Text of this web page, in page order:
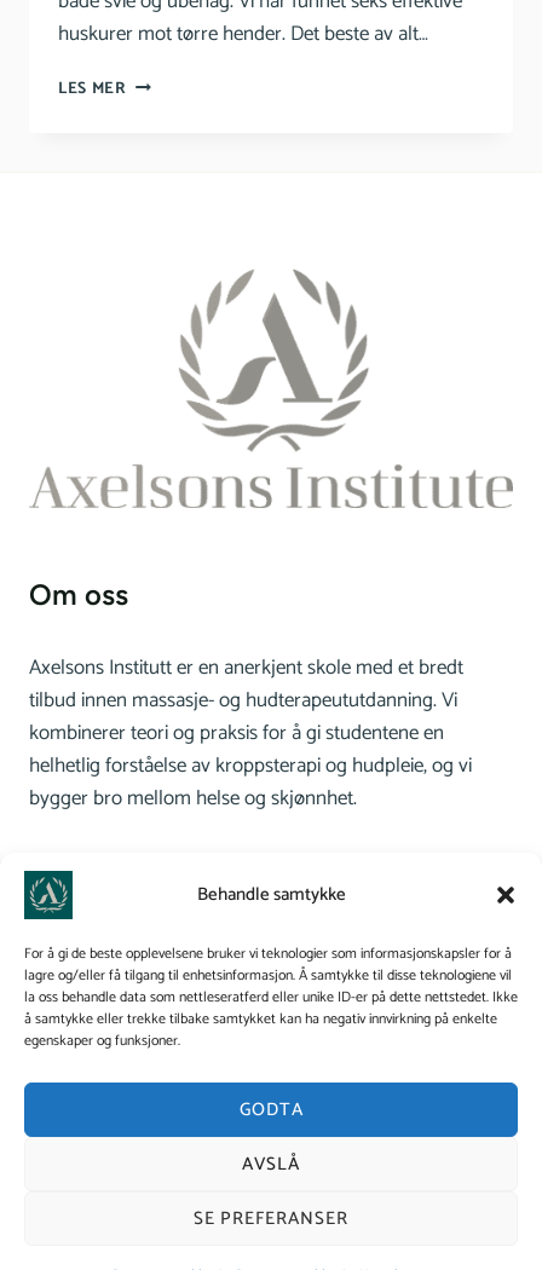
Behandle samtykke
For å gi de beste opplevelsene bruker vi teknologier som informasjonskapsler for å
lagre og/eller få tilgang til enhetsinformasjon. Å samtykke til disse teknologiene vil
la oss behandle data som nettleseratferd eller unike ID-er på dette nettstedet. Ikke
å samtykke eller trekke tilbake samtykket kan ha negativ innvirkning på enkelte
egenskaper og funksjoner.
GODTA
AVSLÅ
SE PREFERANSER
huskurer mot tørre hender. Det beste av alt…
LES MER TØRRE
Om oss
Axelsons Institutt er en anerkjent skole med et bredt
tilbud innen massasje- og hudterapeututdanning. Vi
kombinerer teori og praksis for å gi studentene en
helhetlig forståelse av kroppsterapi og hudpleie, og vi
bygger bro mellom helse og skjønnhet.
Personvernerklæring
Kontakt oss
Axelsons Institutt